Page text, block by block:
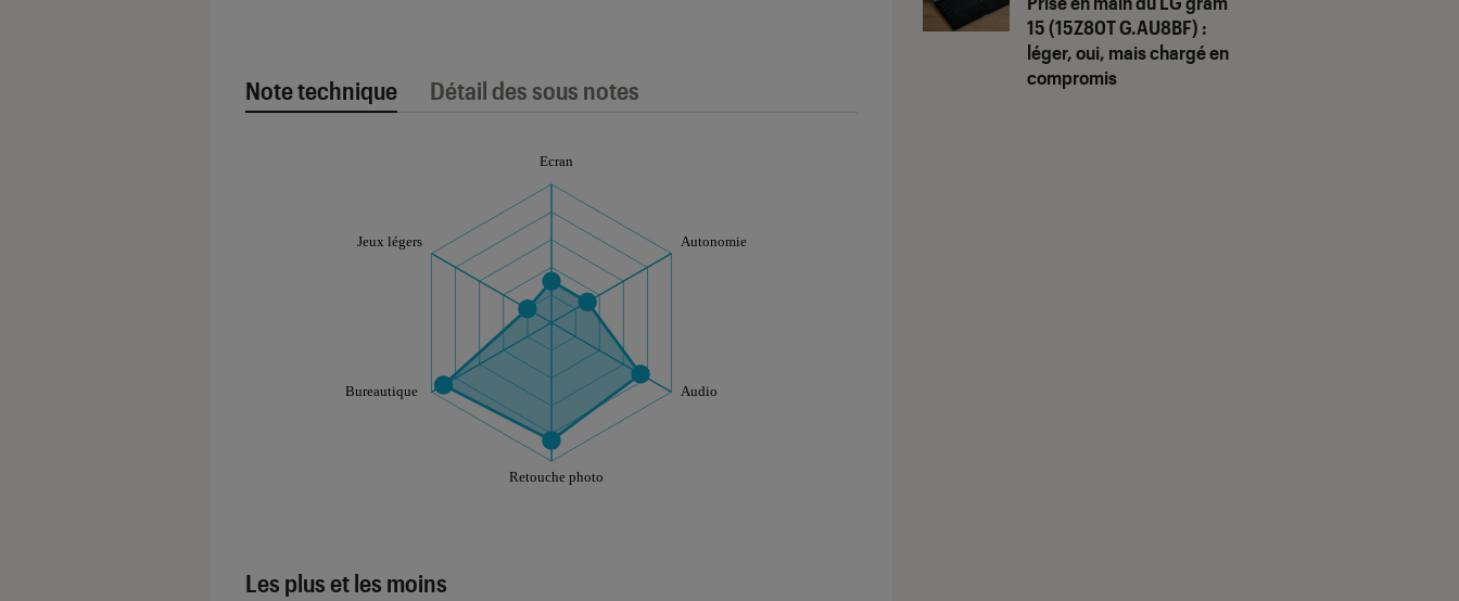
Note technique Détail des sous notes
Les plus et les moins
15 (15Z80T G.AU8BF) :
léger, oui, mais chargé en
compromis